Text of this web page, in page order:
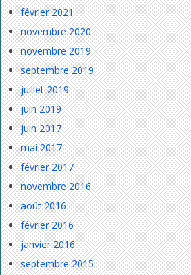
février 2021
novembre 2020
novembre 2019
septembre 2019
juillet 2019
juin 2019
juin 2017
mai 2017
février 2017
novembre 2016
août 2016
février 2016
janvier 2016
septembre 2015